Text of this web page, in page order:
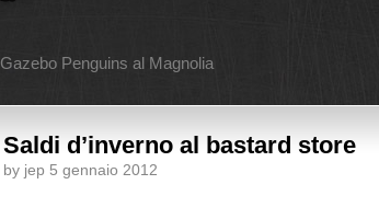
Gazebo Penguins al Magnolia
Saldi d’inverno al bastard store
by jep 5 gennaio 2012